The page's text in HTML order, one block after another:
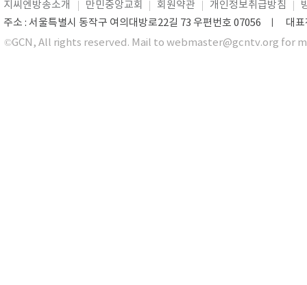
지씨엔방송소개 만민중앙교회 회원약관 개인정보취급방침
주소 : 서울특별시 동작구 여의대방로22길 73 우편번호 07056 ㅣ 대
©GCN, All rights reserved. Mail to webmaster@gcntv.org for